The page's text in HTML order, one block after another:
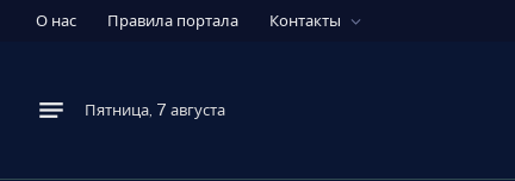
О нас Правила портала Контакты
Пятница, 7 августа